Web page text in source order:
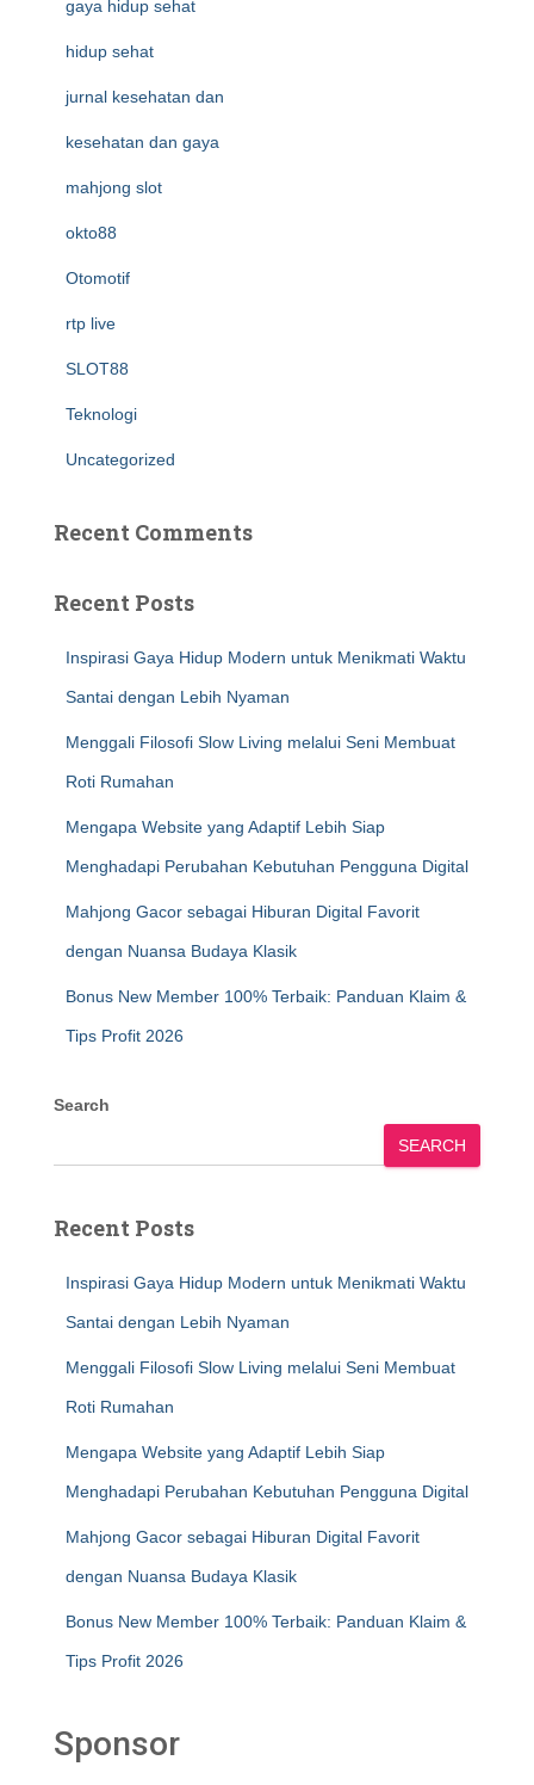
gaya hidup sehat
hidup sehat
jurnal kesehatan dan
kesehatan dan gaya
mahjong slot
okto88
Otomotif
rtp live
SLOT88
Teknologi
Uncategorized
Recent Comments
Recent Posts
Inspirasi Gaya Hidup Modern untuk Menikmati Waktu
Santai dengan Lebih Nyaman
Menggali Filosofi Slow Living melalui Seni Membuat
Roti Rumahan
Mengapa Website yang Adaptif Lebih Siap
Menghadapi Perubahan Kebutuhan Pengguna Digital
Mahjong Gacor sebagai Hiburan Digital Favorit
dengan Nuansa Budaya Klasik
Bonus New Member 100% Terbaik: Panduan Klaim &
Tips Profit 2026
Search
SEARCH
Recent Posts
Inspirasi Gaya Hidup Modern untuk Menikmati Waktu
Santai dengan Lebih Nyaman
Menggali Filosofi Slow Living melalui Seni Membuat
Roti Rumahan
Mengapa Website yang Adaptif Lebih Siap
Menghadapi Perubahan Kebutuhan Pengguna Digital
Mahjong Gacor sebagai Hiburan Digital Favorit
dengan Nuansa Budaya Klasik
Bonus New Member 100% Terbaik: Panduan Klaim &
Tips Profit 2026
Sponsor